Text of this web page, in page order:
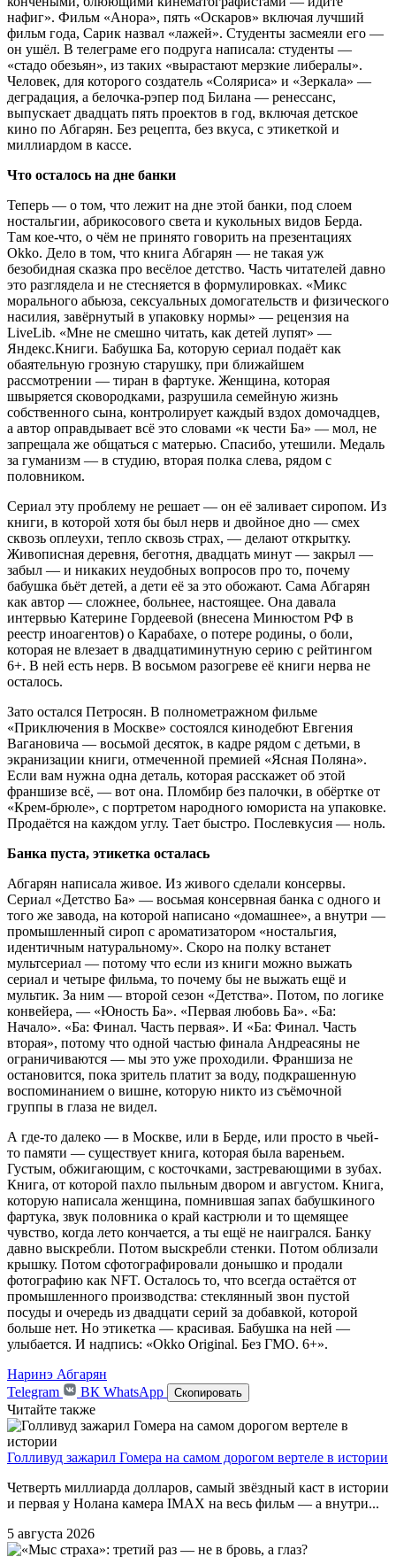
нафиг». Фильм «Анора», пять «Оскаров» включая лучший
фильм года, Сарик назвал «лажей». Студенты засмеяли его —
он ушёл. В телеграме его подруга написала: студенты —
«стадо обезьян», из таких «вырастают мерзкие либералы».
Человек, для которого создатель «Соляриса» и «Зеркала» —
деградация, а белочка-рэпер под Билана — ренессанс,
выпускает двадцать пять проектов в год, включая детское
кино по Абгарян. Без рецепта, без вкуса, с этикеткой и
миллиардом в кассе.
Что осталось на дне банки
Теперь — о том, что лежит на дне этой банки, под слоем
ностальгии, абрикосового света и кукольных видов Берда.
Там кое-что, о чём не принято говорить на презентациях
Okko. Дело в том, что книга Абгарян — не такая уж
безобидная сказка про весёлое детство. Часть читателей давно
это разглядела и не стесняется в формулировках. «Микс
морального абьюза, сексуальных домогательств и физического
насилия, завёрнутый в упаковку нормы» — рецензия на
LiveLib. «Мне не смешно читать, как детей лупят» —
Яндекс.Книги. Бабушка Ба, которую сериал подаёт как
обаятельную грозную старушку, при ближайшем
рассмотрении — тиран в фартуке. Женщина, которая
швыряется сковородками, разрушила семейную жизнь
собственного сына, контролирует каждый вздох домочадцев,
а автор оправдывает всё это словами «к чести Ба» — мол, не
запрещала же общаться с матерью. Спасибо, утешили. Медаль
за гуманизм — в студию, вторая полка слева, рядом с
половником.
Сериал эту проблему не решает — он её заливает сиропом. Из
книги, в которой хотя бы был нерв и двойное дно — смех
сквозь оплеухи, тепло сквозь страх, — делают открытку.
Живописная деревня, беготня, двадцать минут — закрыл —
забыл — и никаких неудобных вопросов про то, почему
бабушка бьёт детей, а дети её за это обожают. Сама Абгарян
как автор — сложнее, больнее, настоящее. Она давала
интервью Катерине Гордеевой (внесена Минюстом РФ в
реестр иноагентов) о Карабахе, о потере родины, о боли,
которая не влезает в двадцатиминутную серию с рейтингом
6+. В ней есть нерв. В восьмом разогреве её книги нерва не
осталось.
Зато остался Петросян. В полнометражном фильме
«Приключения в Москве» состоялся кинодебют Евгения
Вагановича — восьмой десяток, в кадре рядом с детьми, в
экранизации книги, отмеченной премией «Ясная Поляна».
Если вам нужна одна деталь, которая расскажет об этой
франшизе всё, — вот она. Пломбир без палочки, в обёртке от
«Крем-брюле», с портретом народного юмориста на упаковке.
Продаётся на каждом углу. Тает быстро. Послевкусия — ноль.
Банка пуста, этикетка осталась
Абгарян написала живое. Из живого сделали консервы.
Сериал «Детство Ба» — восьмая консервная банка с одного и
того же завода, на которой написано «домашнее», а внутри —
промышленный сироп с ароматизатором «ностальгия,
идентичным натуральному». Скоро на полку встанет
мультсериал — потому что если из книги можно выжать
сериал и четыре фильма, то почему бы не выжать ещё и
мультик. За ним — второй сезон «Детства». Потом, по логике
конвейера, — «Юность Ба». «Первая любовь Ба». «Ба:
Начало». «Ба: Финал. Часть первая». И «Ба: Финал. Часть
вторая», потому что одной частью финала Андреасяны не
ограничиваются — мы это уже проходили. Франшиза не
остановится, пока зритель платит за воду, подкрашенную
воспоминанием о вишне, которую никто из съёмочной
группы в глаза не видел.
А где-то далеко — в Москве, или в Берде, или просто в чьей-
то памяти — существует книга, которая была вареньем.
Густым, обжигающим, с косточками, застревающими в зубах.
Книга, от которой пахло пыльным двором и августом. Книга,
которую написала женщина, помнившая запах бабушкиного
фартука, звук половника о край кастрюли и то щемящее
чувство, когда лето кончается, а ты ещё не наигрался. Банку
давно выскребли. Потом выскребли стенки. Потом облизали
крышку. Потом сфотографировали донышко и продали
фотографию как NFT. Осталось то, что всегда остаётся от
промышленного производства: стеклянный звон пустой
посуды и очередь из двадцати серий за добавкой, которой
больше нет. Но этикетка — красивая. Бабушка на ней —
улыбается. И надпись: «Okko Original. Без ГМО. 6+».
Наринэ Абгарян
Telegram
ВК WhatsApp Скопировать
Читайте также
Голливуд зажарил Гомера на самом дорогом вертеле в истории
Четверть миллиарда долларов, самый звёздный каст в истории
и первая у Нолана камера IMAX на весь фильм — а внутри...
5 августа 2026